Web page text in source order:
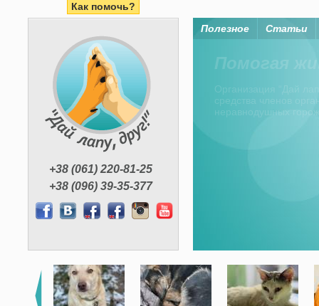
Как помочь?
+38 (061) 220-81-25
+38 (096) 39-35-377
Полезное Статьи
Помогая
Организация “Дай
средства членов
неравнодушных